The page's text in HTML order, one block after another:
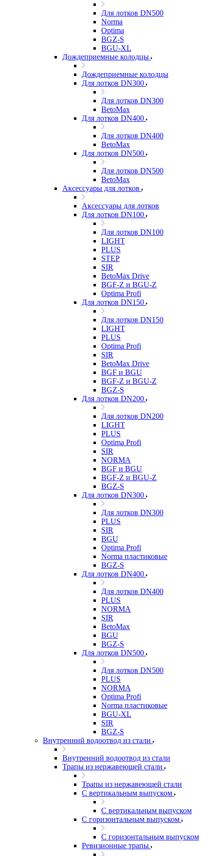
Для лотков DN500
Norma
Optima
BGZ-S
BGU-XL
Дождеприемные колодцы
Дождеприемные колодцы
Для лотков DN300
Для лотков DN300
BetoMax
Для лотков DN400
Для лотков DN400
BetoMax
Для лотков DN500
Для лотков DN500
BetoMax
Аксессуары для лотков
Аксессуары для лотков
Для лотков DN100
Для лотков DN100
LIGHT
PLUS
STEP
SIR
BetoMax Drive
BGF-Z и BGU-Z
Optima Profi
Для лотков DN150
Для лотков DN150
LIGHT
PLUS
Optima Profi
SIR
BetoMax Drive
BGF и BGU
BGF-Z и BGU-Z
BGZ-S
Для лотков DN200
Для лотков DN200
LIGHT
PLUS
Optima Profi
SIR
NORMA
BGF и BGU
BGF-Z и BGU-Z
BGZ-S
Для лотков DN300
Для лотков DN300
PLUS
SIR
BGU
Optima Profi
Norma пластиковые
BGZ-S
Для лотков DN400
Для лотков DN400
PLUS
NORMA
SIR
BetoMax
BGU
BGZ-S
Для лотков DN500
Для лотков DN500
PLUS
NORMA
Optima Profi
Norma пластиковые
BGU-XL
SIR
BGZ-S
Внутренний водоотвод из стали
Внутренний водоотвод из стали
Трапы из нержавеющей стали
Трапы из нержавеющей стали
С вертикальным выпуском
С вертикальным выпуском
С горизонтальным выпуском
С горизонтальным выпуском
Ревизионные трапы